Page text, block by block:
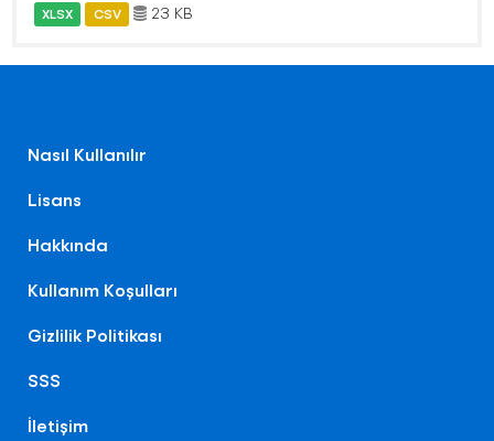
XLSX CSV 23 KB
Nasıl Kullanılır
Lisans
Hakkında
Kullanım Koşulları
Gizlilik Politikası
SSS
İletişim